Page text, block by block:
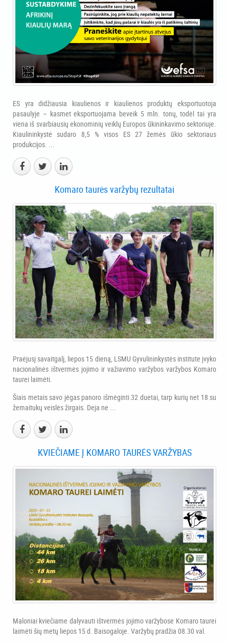
ES yra didžiausia kiaulienos ir kiaulienos produktų eksportuotoja
pasaulyje – kasmet eksportuojama beveik 5 mln. tonų, todėl tai yra
viena iš svarbiausių ekonominių veiklų Europos ūkininkavimo sektoriuje.
Kiaulininkystė sudaro 8,5 % visos ES 27 žemės ūkio sektoriaus
produkcijos. ...
Komaro taurės varžybų rezultatai
Praėjusį savaitgalį, liepos 15 dieną, LSMU Gyvulininkystės institute įvyko
nacionalinės ištvermės jojimo ir važiavimo varžybos varžybos Komaro
taurei laimėti.
Šiais metais savo jėgas panoro išmėginti 32 duetai, tarp kurių net 18 su
žemaitukų veislės žirgais. Deja ne ...
KVIEČIAME Į KOMARO TAURĖS VARŽYBAS
Maloniai kviečiame dalyvauti ištvermės jojimo varžybose Komaro taurei
laimėti šių metų liepos 15 d. Baisogaloje. Varžybų pradžia 08.30 val.